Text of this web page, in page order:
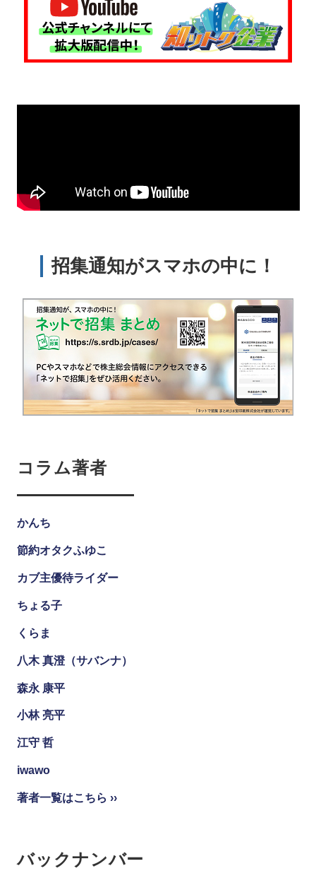
招集通知がスマホの中に！
コラム著者
かんち
節約オタクふゆこ
カブ主優待ライダー
ちょる子
くらま
八木 真澄（サバンナ）
森永 康平
小林 亮平
江守 哲
iwawo
著者一覧はこちら ››
バックナンバー